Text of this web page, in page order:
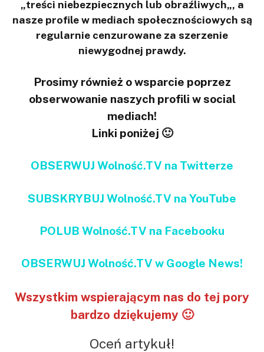
„treści niebezpiecznych lub obraźliwych„, a
nasze profile w mediach społecznościowych są
regularnie cenzurowane za szerzenie
niewygodnej prawdy.
Prosimy również o wsparcie poprzez
obserwowanie naszych profili w social
mediach!
Linki poniżej 🙂
OBSERWUJ Wolność.TV na Twitterze
SUBSKRYBUJ Wolność.TV na YouTube
POLUB Wolność.TV na Facebooku
OBSERWUJ Wolność.TV w Google News!
Wszystkim wspierającym nas do tej pory
bardzo dziękujemy 🙂
Oceń artykuł!